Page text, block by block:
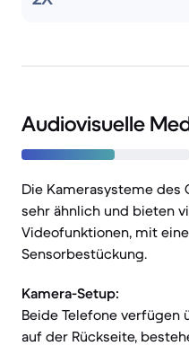
Audiovisuelle
Die Kamerasysteme des
sehr ähnlich und bieten
Videofunktionen, mit
Sensorbestückung.
Kamera-Setup:
Beide Telefone verfügen
auf der Rückseite,